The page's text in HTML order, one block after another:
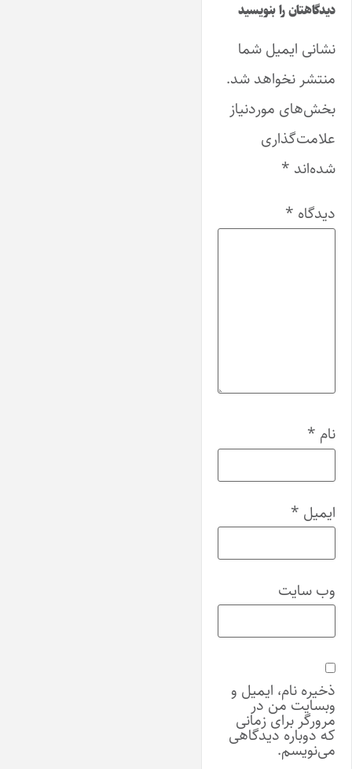
دیدگاهتان را بنویسید
نشانی ایمیل شما
منتشر نخواهد شد.
بخش‌های موردنیاز
علامت‌گذاری
شده‌اند *
دیدگاه *
نام *
ایمیل *
وب‌ سایت
ذخیره نام، ایمیل و
وبسایت من در
مرورگر برای زمانی
که دوباره دیدگاهی
می‌نویسم.